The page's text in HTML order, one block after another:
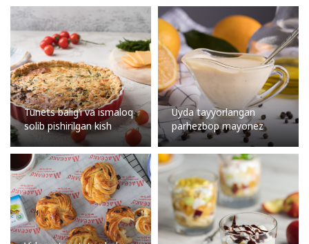
Tunets balig’i va ismaloq
solib pishirilgan kish
Uyda tayyorlangan
parhezbop mayonez